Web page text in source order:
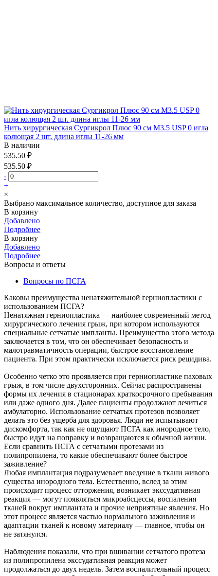
Нить хирургическая Сургикрол Плюс 90 см М3.5 USP 0 игла
колющая 2 шт. длина иглы 11-26 мм
В наличии
535.50 ₽
535.50 ₽
-
+
×
Выбрано максимальное количество, доступное для заказа
В корзину
Добавлено
Подробнее
В корзину
Добавлено
Подробнее
Вопросы и ответы
Вопросы по ПСГА
Каковы преимущества ненатяжительной герниопластики с
использованием ПСГА?
Ненатяжная герниопластика — наиболее современный метод
хирургического лечения грыж, при котором используются
специальные сетчатые импланты. Преимущество этого метода
заключается в том, что он обеспечивает безопасность и
малотравматичность операции, быстрое восстановление
пациента. При этом практически исключается риск рецидива.
Особенно четко это проявляется при герниопластике паховых
грыж, в том числе двухсторонних. Сейчас распространены
формы их лечения в стационарах краткосрочного пребывания
или даже одного дня. Далее пациенты продолжают лечиться
амбулаторно. Использование сетчатых протезов позволяет
делать это без ущерба для здоровья. Люди не испытывают
дискомфорта, так как не ощущают ПСГА как инородное тело,
быстро идут на поправку и возвращаются к обычной жизни.
Если сравнить ПСГА с сетчатыми протезами из
полипропилена, то какие обеспечивают более быстрое
заживление?
Любая имплантация подразумевает введение в ткани живого
существа инородного тела. Естественно, вслед за этим
происходит процесс отторжения, возникает экссудативная
реакция — могут появляться микроабсцессы, воспаления
тканей вокруг имплантата и прочие неприятные явления. Но
этот процесс является частью нормального заживления и
адаптации тканей к новому материалу — главное, чтобы он
не затянулся.
Наблюдения показали, что при вшивании сетчатого протеза
из полипропилена экссудативная реакция может
продолжаться до двух недель. Затем воспалительный процесс